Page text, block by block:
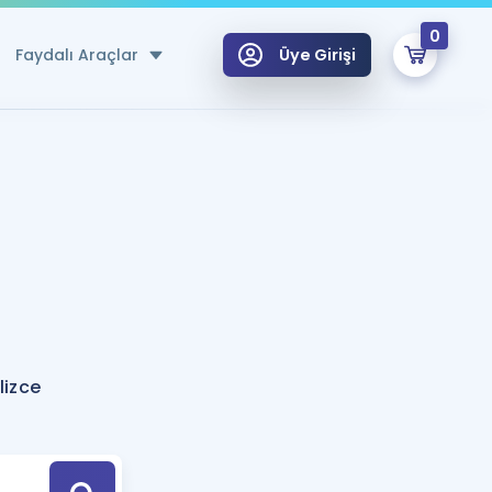
Faydalı Araçlar
Hesaplama Aracı
için Öneriler
Tek Takvimde
Üye Girişi
0